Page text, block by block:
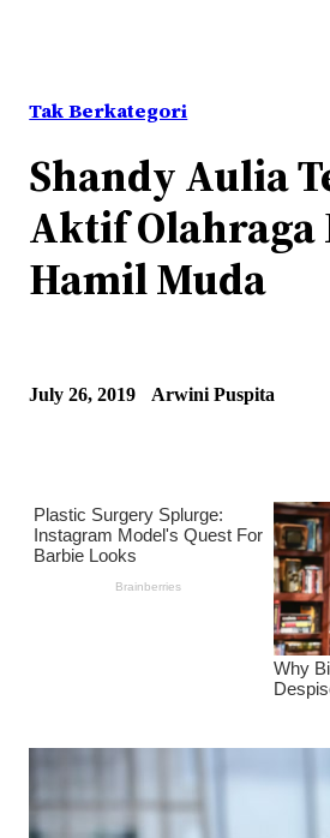
Tak Berkategori
Shandy Aulia
Aktif Olahraga
Hamil Muda
July 26, 2019 Arwini Puspita